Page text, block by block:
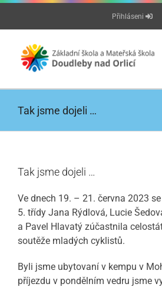
Přeskočit
Přihláseni
Tak jsme dojeli …
Tak jsme dojeli …
Ve dnech 19. – 21. června 2023
5. třídy Jana Rýdlová, Lucie
a Pavel Hlavatý zúčastnila
soutěže mladých cyklistů.
Byli jsme ubytovaní v kempu v
příjezdu v pondělním vedru jsme